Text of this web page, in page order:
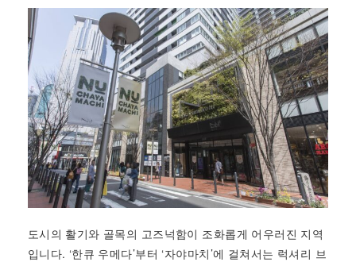
도시의 활기와 골목의 고즈넉함이 조화롭게 어우러진 지역
입니다. ‘한큐 우메다’부터 ‘자야마치’에 걸쳐서는 럭셔리 브